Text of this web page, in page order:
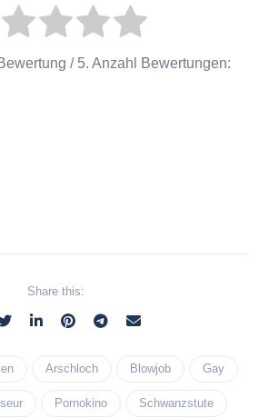
/ 5. Anzahl Bewertungen:
Share this:
Arschloch Blowjob Gay
Pornokino Schwanzstute